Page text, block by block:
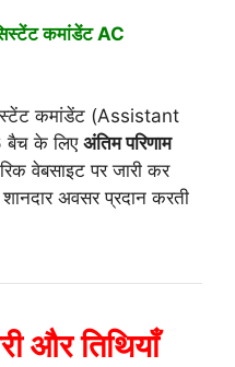
कमांडेंट AC
कमांडेंट (Assistant
के लिएअंतिम परिणाम
वेबसाइट पर जारी कर
अवसर प्रदान करती
और तिथियाँ